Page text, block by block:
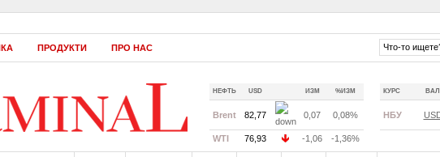
ПРОДУКТИ ПРО НАС
КУРС ВАЛ
НБУ
НЕФТЬ USD ИЗМ %ИЗМ
Brent 82,77 0,07 0,08%
WTI 76,93 -1,06 -1,36%